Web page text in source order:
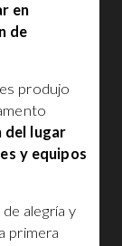
en
de
produjo
del lugar
y equipos
alegría y
primera